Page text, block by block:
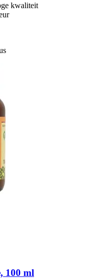
kwaliteit
100 ml